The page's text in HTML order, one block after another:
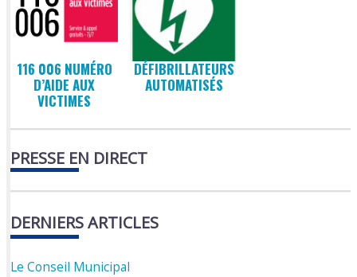
116 006 NUMÉRO
D’AIDE AUX
VICTIMES
DÉFIBRILLATEURS
AUTOMATISÉS
PRESSE EN DIRECT
DERNIERS ARTICLES
Le Conseil Municipal